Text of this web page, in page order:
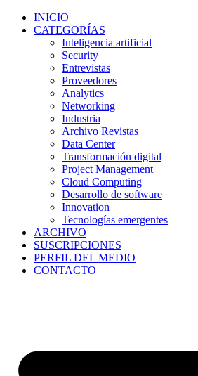
INICIO
CATEGORÍAS
Inteligencia artificial
Security
Entrevistas
Proveedores
Analytics
Networking
Industria
Archivo Revistas
Data Center
Transformación digital
Project Management
Cloud Computing
Desarrollo de software
Innovation
Tecnologías emergentes
ARCHIVO
SUSCRIPCIONES
PERFIL DEL MEDIO
CONTACTO